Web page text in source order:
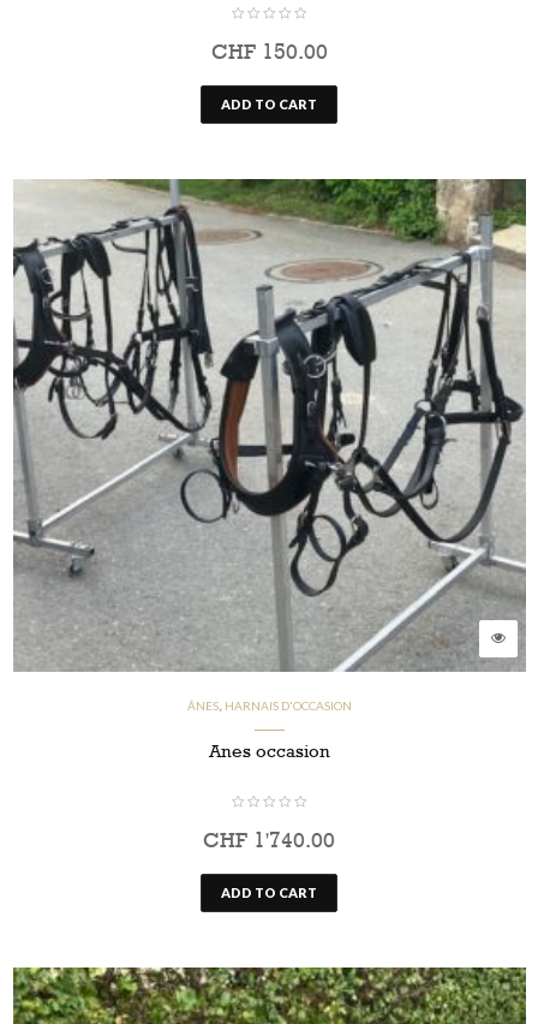
CHF150.00
ADD TO CART
ÂNES, HARNAIS D'OCCASION
Anes occasion
CHF 1'740.00
ADD TO CART